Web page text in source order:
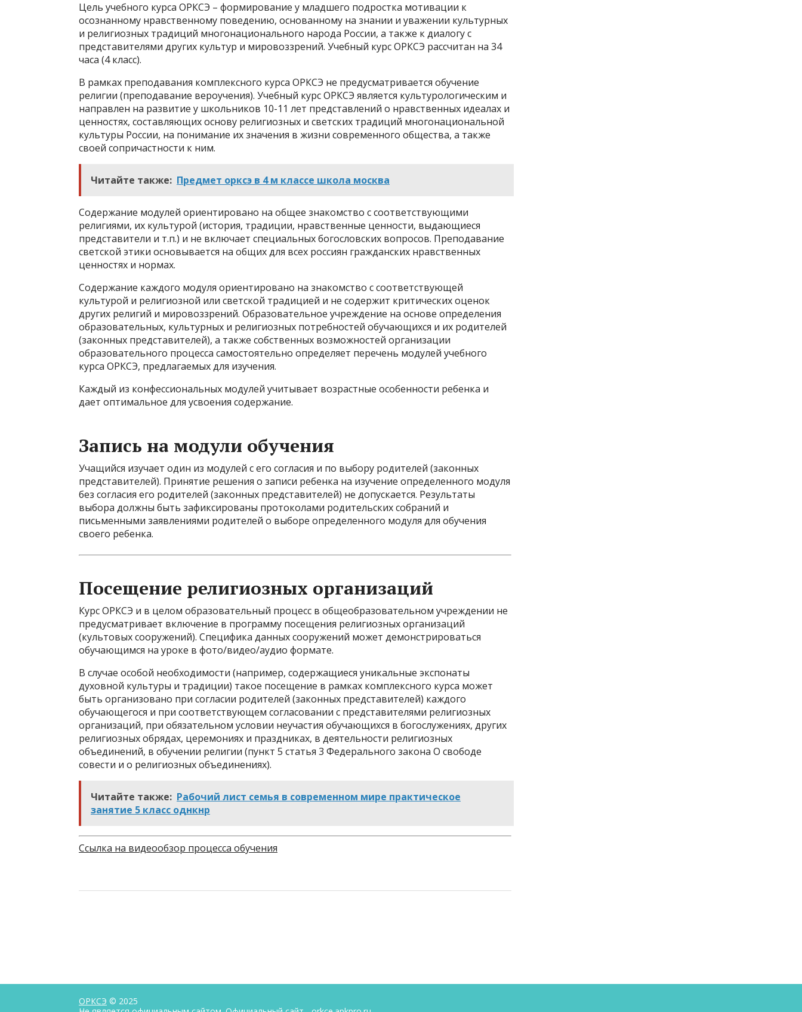
Цель учебного курса ОРКСЭ – формирование у младшего подростка мотивации к
осознанному нравственному поведению, основанному на знании и уважении культурных
и религиозных традиций многонационального народа России, а также к диалогу с
представителями других культур и мировоззрений. Учебный курс ОРКСЭ рассчитан на 34
часа (4 класс).
В рамках преподавания комплексного курса ОРКСЭ не предусматривается обучение
религии (преподавание вероучения). Учебный курс ОРКСЭ является культурологическим и
направлен на развитие у школьников 10-11 лет представлений о нравственных идеалах и
ценностях, составляющих основу религиозных и светских традиций многонациональной
культуры России, на понимание их значения в жизни современного общества, а также
своей сопричастности к ним.
Читайте также: Предмет орксэ в 4 м классе школа москва
Содержание модулей ориентировано на общее знакомство с соответствующими
религиями, их культурой (история, традиции, нравственные ценности, выдающиеся
представители и т.п.) и не включает специальных богословских вопросов. Преподавание
светской этики основывается на общих для всех россиян гражданских нравственных
ценностях и нормах.
Содержание каждого модуля ориентировано на знакомство с соответствующей
культурой и религиозной или светской традицией и не содержит критических оценок
других религий и мировоззрений. Образовательное учреждение на основе определения
образовательных, культурных и религиозных потребностей обучающихся и их родителей
(законных представителей), а также собственных возможностей организации
образовательного процесса самостоятельно определяет перечень модулей учебного
курса ОРКСЭ, предлагаемых для изучения.
Каждый из конфессиональных модулей учитывает возрастные особенности ребенка и
дает оптимальное для усвоения содержание.
Запись на модули обучения
Учащийся изучает один из модулей с его согласия и по выбору родителей (законных
представителей). Принятие решения о записи ребенка на изучение определенного модуля
без согласия его родителей (законных представителей) не допускается. Результаты
выбора должны быть зафиксированы протоколами родительских собраний и
письменными заявлениями родителей о выборе определенного модуля для обучения
своего ребенка.
Посещение религиозных организаций
Курс ОРКСЭ и в целом образовательный процесс в общеобразовательном учреждении не
предусматривает включение в программу посещения религиозных организаций
(культовых сооружений). Специфика данных сооружений может демонстрироваться
обучающимся на уроке в фото/видео/аудио формате.
В случае особой необходимости (например, содержащиеся уникальные экспонаты
духовной культуры и традиции) такое посещение в рамках комплексного курса может
быть организовано при согласии родителей (законных представителей) каждого
обучающегося и при соответствующем согласовании с представителями религиозных
организаций, при обязательном условии неучастия обучающихся в богослужениях, других
религиозных обрядах, церемониях и праздниках, в деятельности религиозных
объединений, в обучении религии (пункт 5 статья 3 Федерального закона О свободе
совести и о религиозных объединениях).
Читайте также: Рабочий лист семья в современном мире практическое
занятие 5 класс однкнр
Ссылка на видеообзор процесса обучения
ОРКСЭ © 2025